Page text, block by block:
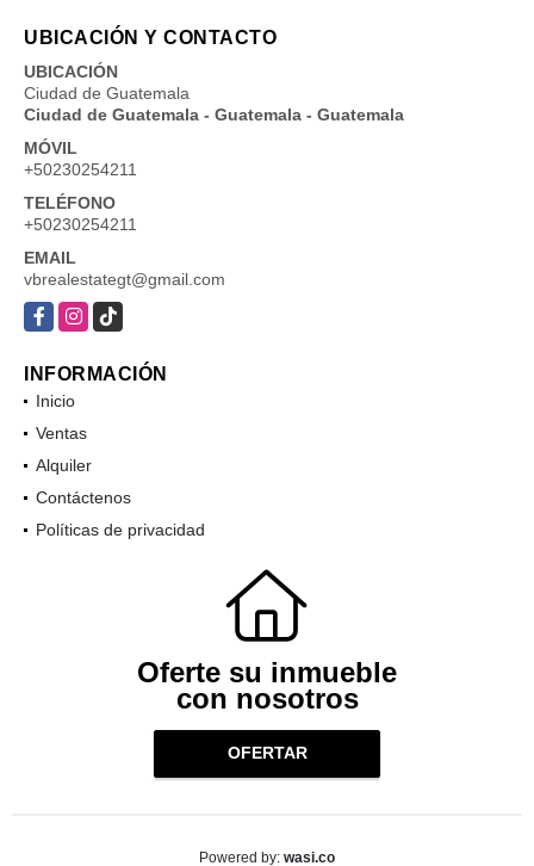
UBICACIÓN Y CONTACTO
UBICACIÓN
Ciudad de Guatemala
Ciudad de Guatemala - Guatemala - Guatemala
MÓVIL
+50230254211
TELÉFONO
+50230254211
EMAIL
vbrealestategt@gmail.com
FacebookInstagram
TikTok
INFORMACIÓN
Inicio
Ventas
Alquiler
Contáctenos
Políticas de privacidad
Oferte su inmueble
con nosotros
OFERTAR
Powered by: wasi.co